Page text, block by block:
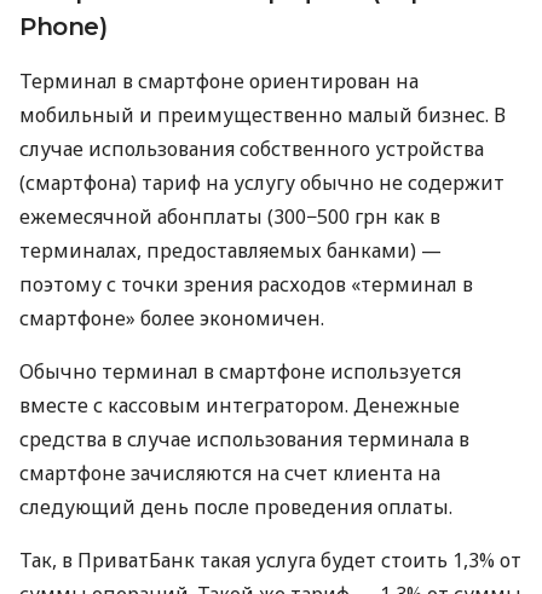
Phone)
Терминал в смартфоне ориентирован на
мобильный и преимущественно малый бизнес. В
случае использования собственного устройства
(смартфона) тариф на услугу обычно не содержит
ежемесячной абонплаты (300−500 грн как в
терминалах, предоставляемых банками) —
поэтому с точки зрения расходов «терминал в
смартфоне» более экономичен.
Обычно терминал в смартфоне используется
вместе с кассовым интегратором. Денежные
средства в случае использования терминала в
смартфоне зачисляются на счет клиента на
следующий день после проведения оплаты.
Так, в ПриватБанк такая услуга будет стоить 1,3% от